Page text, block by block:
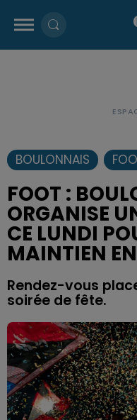
BOULONNAIS
FOOT :
ORGANISE
CE LUNDI
MAINTIEN
Rendez-vous
soirée de fête.